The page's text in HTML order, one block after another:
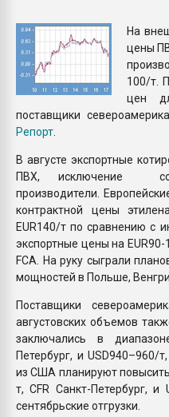
На
цены
100/т.
цен
поставщики
Репорт
В августе экспортные
ПВХ, исключение
производители.
контрактной цены
EUR140/т по сравнению с
экспортные цены на
FCA. На руку сыграли
мощностей в Польше,
Поставщики
августовских объемов
заключались в
Петербург, и USD940–960/
из США планируют
т, CFR Санкт-Петербург, и
сентябрьские отгрузки.